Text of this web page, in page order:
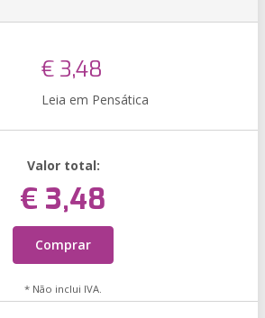
€ 3,48
Leia em Pensática
Valor total:
€ 3,48
Comprar
* Não inclui IVA.